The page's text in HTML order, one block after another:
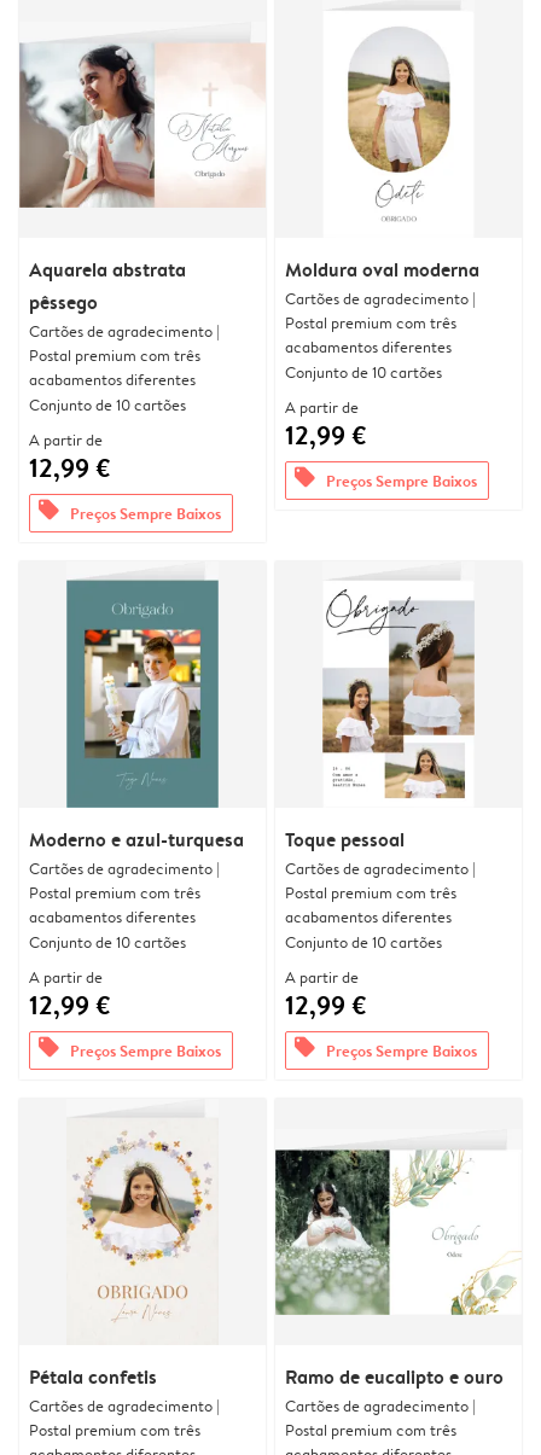
Aquarela abstrata
pêssego
Cartões de agradecimento |
Postal premium com três
acabamentos diferentes
Conjunto de 10 cartões
A partir de
12,99 €
offers Preços Sempre Baixos
Moldura oval moderna
Cartões de agradecimento |
Postal premium com três
acabamentos diferentes
Conjunto de 10 cartões
A partir de
12,99 €
offers Preços Sempre Baixos
Moderno e azul-turquesa
Cartões de agradecimento |
Postal premium com três
acabamentos diferentes
Conjunto de 10 cartões
A partir de
12,99 €
offers Preços Sempre Baixos
Toque pessoal
Cartões de agradecimento |
Postal premium com três
acabamentos diferentes
Conjunto de 10 cartões
A partir de
12,99 €
offers Preços Sempre Baixos
Pétala confetis
Cartões de agradecimento |
Postal premium com três
Ramo de eucalipto e ouro
Cartões de agradecimento |
Postal premium com três